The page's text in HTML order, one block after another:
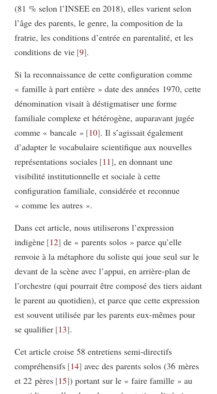
(81 % selon l’INSEE en 2018), elles varient selon
l’âge des parents, le genre, la composition de la
fratrie, les conditions d’entrée en parentalité, et les
conditions de vie 9 .
Si la reconnaissance de cette configuration comme
« famille à part entière » date des années 1970, cette
dénomination visait à déstigmatiser une forme
familiale complexe et hétérogène, auparavant jugée
comme « bancale » 10 . Il s’agissait également
d’adapter le vocabulaire scientifique aux nouvelles
représentations sociales 11 , en donnant une
visibilité institutionnelle et sociale à cette
configuration familiale, considérée et reconnue
« comme les autres ».
Dans cet article, nous utiliserons l’expression
indigène 12 de « parents solos » parce qu’elle
renvoie à la métaphore du soliste qui joue seul sur le
devant de la scène avec l’appui, en arrière-plan de
l’orchestre (qui pourrait être composé des tiers aidant
le parent au quotidien), et parce que cette expression
est souvent utilisée par les parents eux-mêmes pour
se qualifier 13 .
Cet article croise 58 entretiens semi-directifs
compréhensifs 14 avec des parents solos (36 mères
et 22 pères 15 ) portant sur le « faire famille » au